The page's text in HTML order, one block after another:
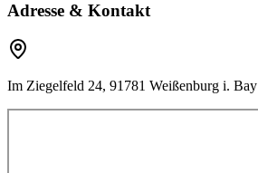
Adresse & Kontakt
Im Ziegelfeld 24, 91781 Weißenburg i. Bay